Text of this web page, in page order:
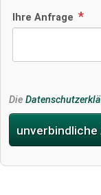
Ihre Anfrage
Die